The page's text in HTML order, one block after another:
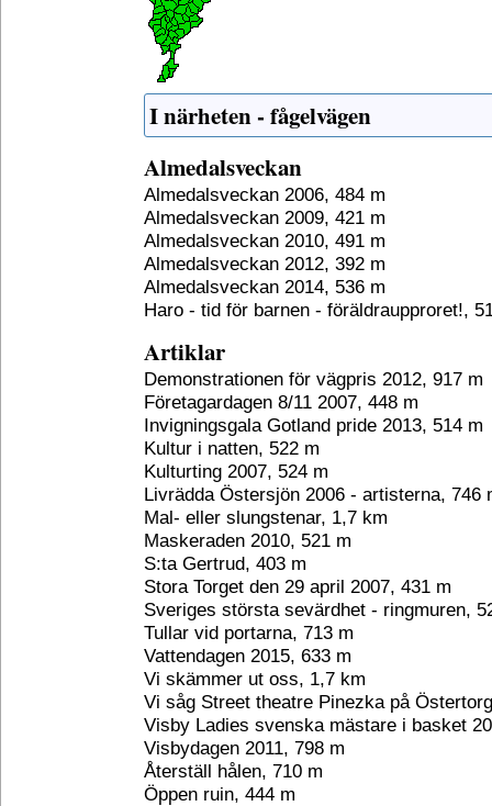
I närheten - fågelvägen
Almedalsveckan
Almedalsveckan 2006, 484 m
Almedalsveckan 2009, 421 m
Almedalsveckan 2010, 491 m
Almedalsveckan 2012, 392 m
Almedalsveckan 2014, 536 m
Haro - tid för barnen - föräldraupproret!,
Artiklar
Demonstrationen för vägpris 2012, 917 m
Företagardagen 8/11 2007, 448 m
Invigningsgala Gotland pride 2013, 514 m
Kultur i natten, 522 m
Kulturting 2007, 524 m
Livrädda Östersjön 2006 - artisterna, 746
Mal- eller slungstenar, 1,7 km
Maskeraden 2010, 521 m
S:ta Gertrud, 403 m
Stora Torget den 29 april 2007, 431 m
Sveriges största sevärdhet - ringmuren,
Tullar vid portarna, 713 m
Vattendagen 2015, 633 m
Vi skämmer ut oss, 1,7 km
Vi såg Street theatre Pinezka på
Visby Ladies svenska mästare i basket
Visbydagen 2011, 798 m
Återställ hålen, 710 m
Öppen ruin, 444 m